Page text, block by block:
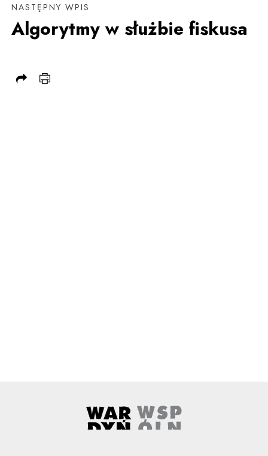
NASTĘPNY WPIS
Algorytmy w służbie fiskusa
Wardyński i Wspólnicy